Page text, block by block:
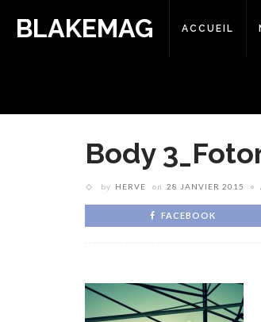
BLAKEMAG ACCUEIL
Body
by HERVE on 28 JANVIER 2015
FACEBOOK